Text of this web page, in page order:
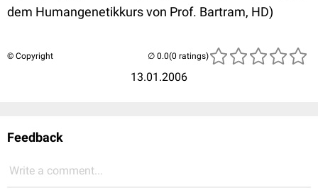
dem Humangenetikkurs von Prof. Bartram, HD)
© Copyright
13.01.2006
(0 ratings)
Feedback
Write a comment...